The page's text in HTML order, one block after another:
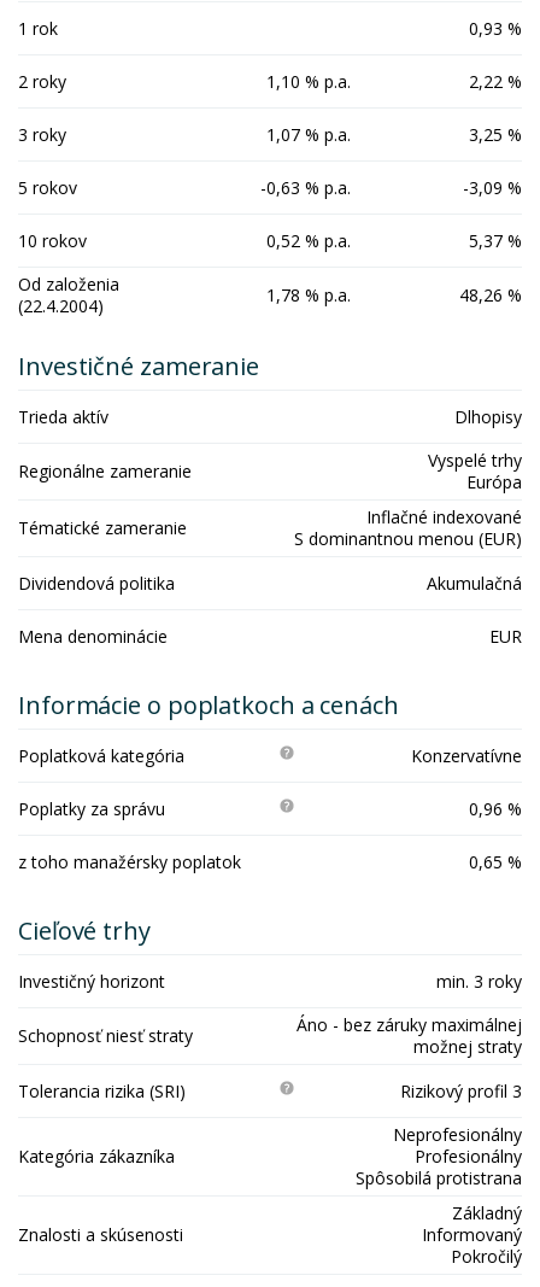
1 rok 0,93 %
2 roky 1,10 % p.a. 2,22 %
3 roky 1,07 % p.a. 3,25 %
5 rokov -0,63 % p.a. -3,09 %
10 rokov 0,52 % p.a.
5,37 %
Od založenia
(22.4.2004)
1,78 % p.a. 48,26 %
Investičné zameranie
Trieda aktív Dlhopisy
Regionálne zameranie
Vyspelé trhy
Európa
Tématické zameranie
Inflačné indexované
S dominantnou menou (EUR)
Dividendová politika
Akumulačná
Mena denominácie EUR
Informácie o poplatkoch a cenách
Poplatková kategória Konzervatívne
Poplatky za správu 0,96 %
z toho manažérsky poplatok 0,65 %
Cieľové trhy
Investičný horizont min. 3 roky
Schopnosť niesť straty
Áno - bez záruky maximálnej
možnej straty
Tolerancia rizika (SRI)
Rizikový profil 3
Kategória zákazníka
Neprofesionálny
Profesionálny
Spôsobilá protistrana
Znalosti a skúsenosti
Základný
Informovaný
Pokročilý